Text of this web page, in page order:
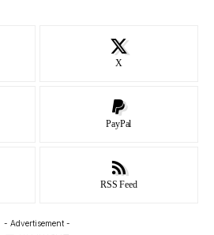
X
PayPal
RSS Feed
- Advertisement -